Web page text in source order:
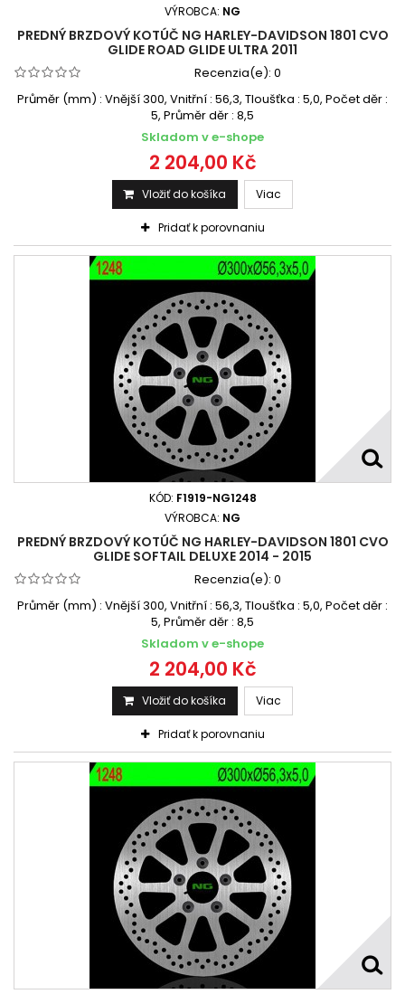
VÝROBCA: NG
PREDNÝ BRZDOVÝ KOTÚČ NG HARLEY-DAVIDSON 1801 CVO
GLIDE ROAD GLIDE ULTRA 2011
Recenzia(e): 0
Průměr (mm) : Vnější 300, Vnitřní : 56,3, Tloušťka : 5,0, Počet děr :
5, Průměr děr : 8,5
Skladom v e-shope
2 204,00 Kč
Vložiť do košíka Viac
Pridať k porovnaniu
KÓD: F1919-NG1248
VÝROBCA: NG
PREDNÝ BRZDOVÝ KOTÚČ NG HARLEY-DAVIDSON 1801 CVO
GLIDE SOFTAIL DELUXE 2014 - 2015
Recenzia(e): 0
Průměr (mm) : Vnější 300, Vnitřní : 56,3, Tloušťka : 5,0, Počet děr :
5, Průměr děr : 8,5
Skladom v e-shope
2 204,00 Kč
Vložiť do košíka Viac
Pridať k porovnaniu